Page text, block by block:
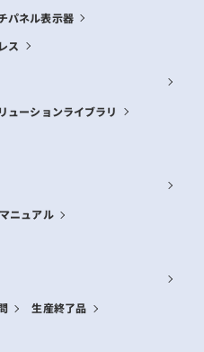
パネル表示器
ス
ューションライブラリ
マニュアル
生産終了品